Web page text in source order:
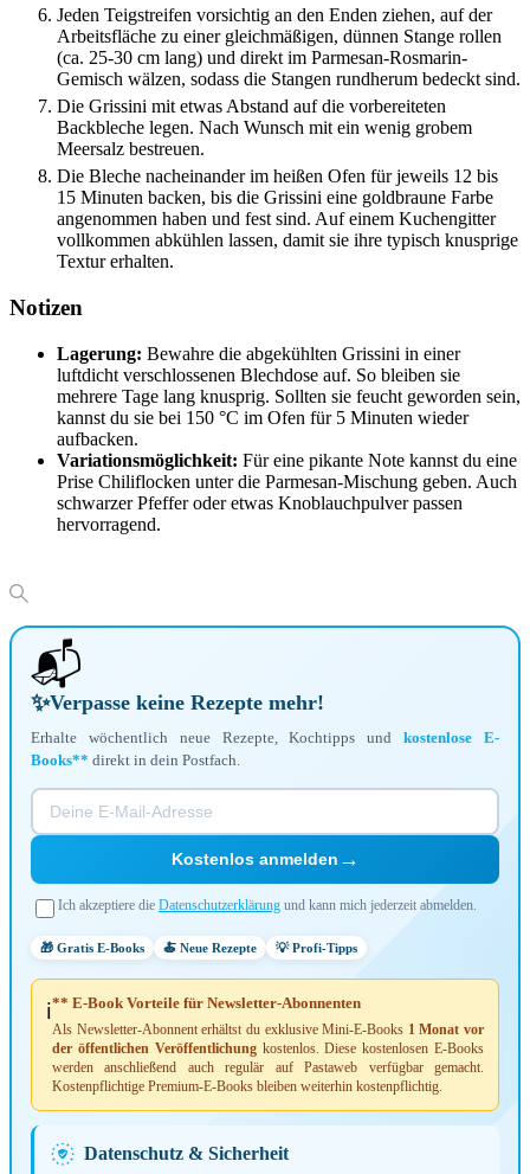
Jeden Teigstreifen vorsichtig an den Enden ziehen, auf der
Arbeitsfläche zu einer gleichmäßigen, dünnen Stange rollen
(ca. 25-30 cm lang) und direkt im Parmesan-Rosmarin-
Gemisch wälzen, sodass die Stangen rundherum bedeckt sind.
Die Grissini mit etwas Abstand auf die vorbereiteten
Backbleche legen. Nach Wunsch mit ein wenig grobem
Meersalz bestreuen.
Die Bleche nacheinander im heißen Ofen für jeweils 12 bis
15 Minuten backen, bis die Grissini eine goldbraune Farbe
angenommen haben und fest sind. Auf einem Kuchengitter
vollkommen abkühlen lassen, damit sie ihre typisch knusprige
Textur erhalten.
Notizen
Lagerung: Bewahre die abgekühlten Grissini in einer
luftdicht verschlossenen Blechdose auf. So bleiben sie
mehrere Tage lang knusprig. Sollten sie feucht geworden sein,
kannst du sie bei 150 °C im Ofen für 5 Minuten wieder
aufbacken.
Variationsmöglichkeit: Für eine pikante Note kannst du eine
Prise Chiliflocken unter die Parmesan-Mischung geben. Auch
schwarzer Pfeffer oder etwas Knoblauchpulver passen
hervorragend.
📬
✨Verpasse keine Rezepte mehr!
Erhalte wöchentlich neue Rezepte, Kochtipps undkostenlose E-
Books** direkt in dein Postfach.
Kostenlos anmelden →
Ich akzeptiere die Datenschutzerklärung und kann mich jederzeit abmelden.
🎁 Gratis E-Books 🍝 Neue Rezepte 💡 Profi-Tipps
ℹ️** E-Book Vorteile für Newsletter-Abonnenten
Als Newsletter-Abonnent erhältst du exklusive Mini-E-Books 1 Monat vor
der öffentlichen Veröffentlichungkostenlos. Diese kostenlosen E-Books
werden anschließend auch regulär auf Pastaweb verfügbar gemacht.
Kostenpflichtige Premium-E-Books bleiben weiterhin kostenpflichtig.
Datenschutz & Sicherheit